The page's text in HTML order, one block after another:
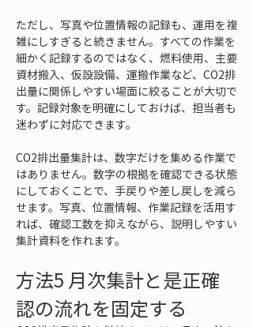
ただし、写真や位置情報の記録も、運用を複
雑にしすぎると続きません。すべての作業を
細かく記録するのではなく、燃料使用、主要
資材搬入、仮設設備、運搬作業など、CO2排
出量に関係しやすい場面に絞ることが大切で
す。記録対象を明確にしておけば、担当者も
迷わずに対応できます。
CO2排出量集計は、数字だけを集める作業で
はありません。数字の根拠を確認できる状態
にしておくことで、手戻りや差し戻しを減ら
せます。写真、位置情報、作業記録を活用す
れば、確認工数を抑えながら、説明しやすい
集計資料を作れます。
方法5 月次集計と是正確
認の流れを固定する